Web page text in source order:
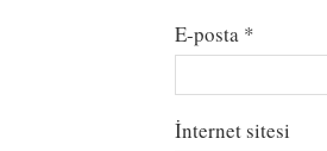
E-posta *
İnternet sitesi